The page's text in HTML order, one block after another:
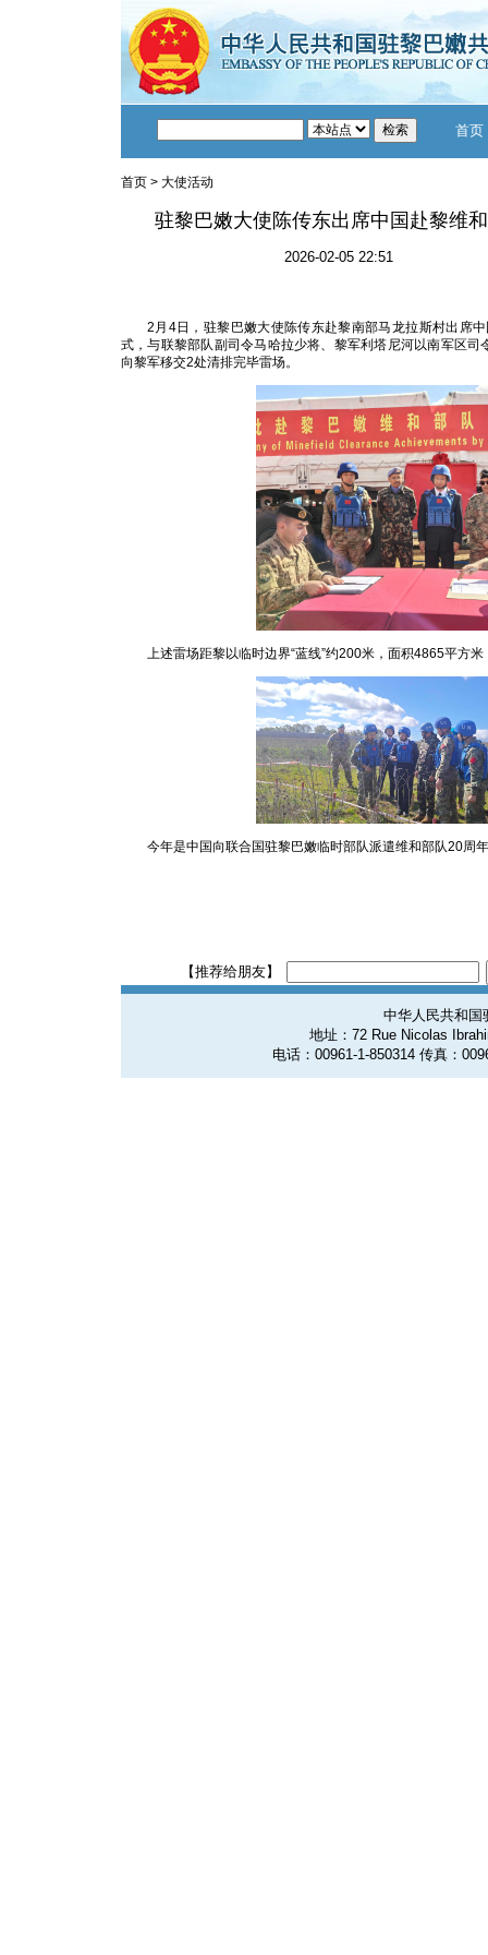
首页
首页 > 大使活动
驻黎巴嫩大使陈传东出席中国赴黎维
2026-02-05 22:51
2月4日，驻黎巴嫩大使陈传东赴黎南部马龙拉斯村出席
式，与联黎部队副司令马哈拉少将、黎军利塔尼河以南军区
向黎军移交2处清排完毕雷场。
上述雷场距黎以临时边界“蓝线”约200米，面积4865平方
今年是中国向联合国驻黎巴嫩临时部队派遣维和部队20周
【推荐给朋友】
中华人民共和国
地址：72 Rue Nicolas
电话：00961-1-850314 传真：